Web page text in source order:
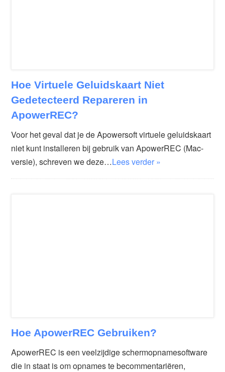
Hoe Virtuele Geluidskaart Niet
Gedetecteerd Repareren in
ApowerREC?
Voor het geval dat je de Apowersoft virtuele geluidskaart
niet kunt installeren bij gebruik van ApowerREC (Mac-
versie), schreven we deze…Lees verder »
Hoe ApowerREC Gebruiken?
ApowerREC is een veelzijdige schermopnamesoftware
die in staat is om opnames te becommentariëren,